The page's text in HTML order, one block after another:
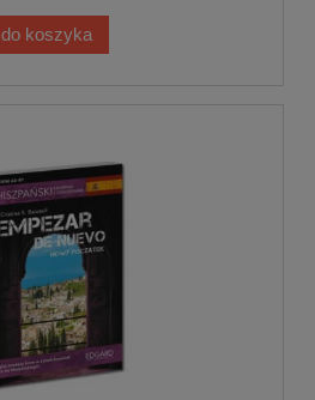
do koszyka